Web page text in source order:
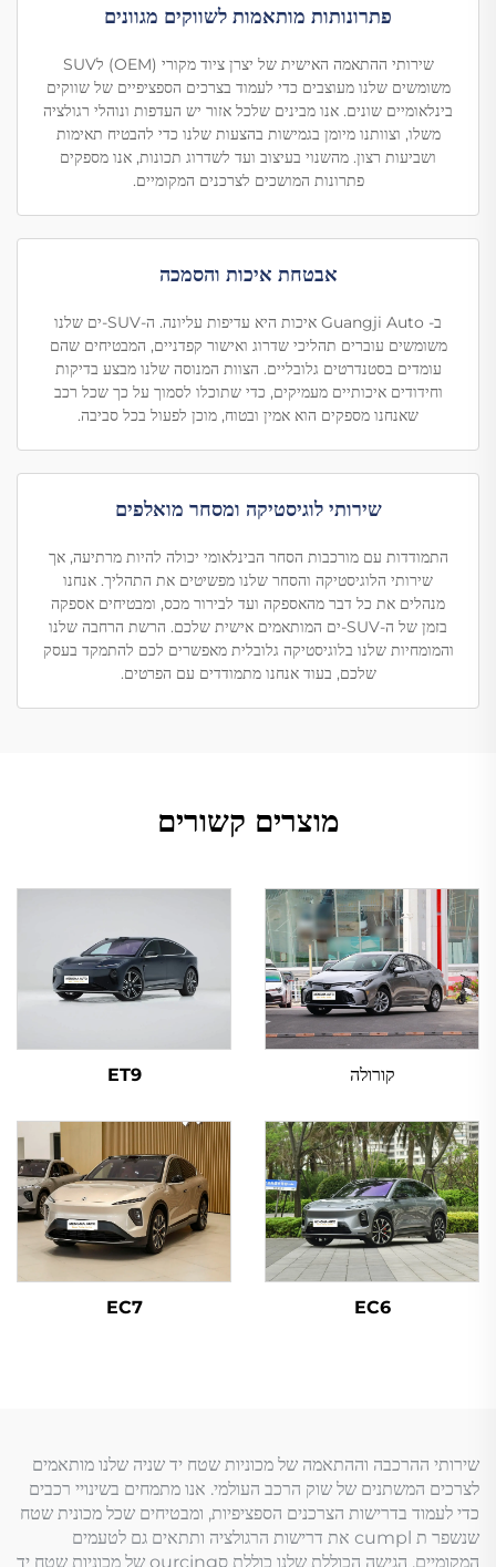
פתרונותות מותאמות לשווקים מגוונים
שירותי ההתאמה האישית של יצרן ציוד מקורי (OEM) לSUV
משומשים שלנו מעוצבים כדי לעמוד בצרכים הספציפיים של שווקים
בינלאומיים שונים. אנו מבינים שלכל אזור יש העדפות ונוהלי רגולציה
משלו, וצוותנו מיומן בגמישות בהצעות שלנו כדי להבטיח תאימות
ושביעות רצון. מהשנוי בעיצוב ועד לשדרוג תכונות, אנו מספקים
פתרונות המושכים לצרכנים המקומיים.
אבטחת איכות והסמכה
ב- Guangji Auto איכות היא עדיפות עליונה. ה-SUV-ים שלנו
משומשים עוברים תהליכי שדרוג ואישור קפדניים, המבטיחים שהם
עומדים בסטנדרטים גלובליים. הצוות המנוסה שלנו מבצע בדיקות
וחידודים איכותיים מעמיקים, כדי שתוכלו לסמוך על כך שכל רכב
שאנחנו מספקים הוא אמין ובטוח, מוכן לפעול בכל סביבה.
שירותי לוגיסטיקה ומסחר מואלפים
התמודדות עם מורכבות הסחר הבינלאומי יכולה להיות מרתיעה, אך
שירותי הלוגיסטיקה והסחר שלנו מפשיטים את התהליך. אנחנו
מנהלים את כל דבר מהאספקה ועד לבירור מכס, ומבטיחים אספקה
בזמן של ה-SUV-ים המותאמים אישית שלכם. הרשת הרחבה שלנו
והמומחיות שלנו בלוגיסטיקה גלובלית מאפשרים לכם להתמקד בעסק
שלכם, בעוד אנחנו מתמודדים עם הפרטים.
מוצרים קשורים
קורולה ET9
EC6
EC7
שירותי ההרכבה וההתאמה של מכוניות שטח יד שניה שלנו מותאמים
לצרכים המשתנים של שוק הרכב העולמי. אנו מתמחים בשינויי רכבים
כדי לעמוד בדרישות הצרכנים הספציפיות, ומבטיחים שכל מכונית שטח
שנשפר ת cumpl את דרישות הרגולציה ותתאים גם לטעמים
המקומיים. הגישה הכוללת שלנו כוללת סourcing של מכוניות שטח יד